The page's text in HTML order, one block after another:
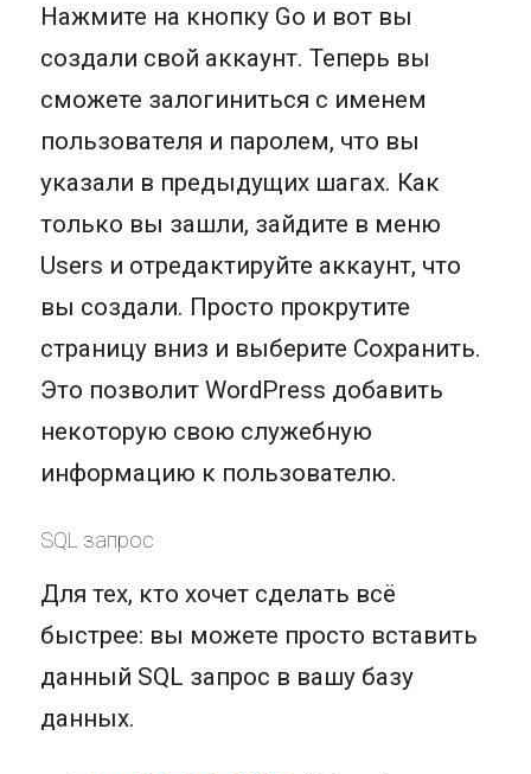
Нажмите на кнопку Go и вот вы
создали свой аккаунт. Теперь вы
сможете залогиниться с именем
пользователя и паролем, что вы
указали в предыдущих шагах. Как
только вы зашли, зайдите в меню
Users и отредактируйте аккаунт, что
вы создали. Просто прокрутите
страницу вниз и выберите Сохранить.
Это позволит WordPress добавить
некоторую свою служебную
информацию к пользователю.
SQL запрос
Для тех, кто хочет сделать всё
быстрее: вы можете просто вставить
данный SQL запрос в вашу базу
данных.